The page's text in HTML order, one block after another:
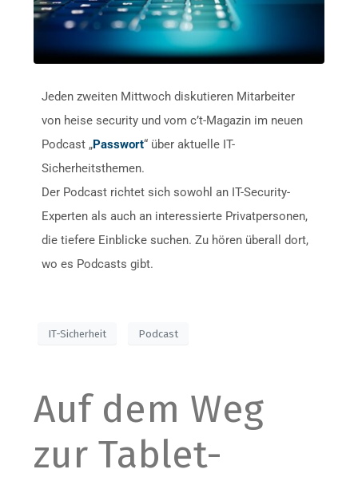
Jeden zweiten Mittwoch diskutieren Mitarbeiter
von heise security und vom c’t-Magazin im neuen
Podcast „Passwort“ über aktuelle IT-
Sicherheitsthemen.
Der Podcast richtet sich sowohl an IT-Security-
Experten als auch an interessierte Privatpersonen,
die tiefere Einblicke suchen. Zu hören überall dort,
wo es Podcasts gibt.
IT-Sicherheit Podcast
Auf dem Weg
zur Tablet-